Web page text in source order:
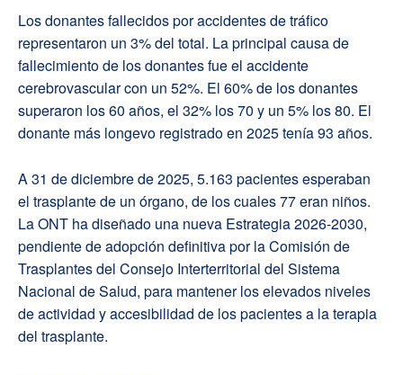
Los donantes fallecidos por accidentes de tráfico
representaron un 3% del total. La principal causa de
fallecimiento de los donantes fue el accidente
cerebrovascular con un 52%. El 60% de los donantes
superaron los 60 años, el 32% los 70 y un 5% los 80. El
donante más longevo registrado en 2025 tenía 93 años.
A 31 de diciembre de 2025, 5.163 pacientes esperaban
el trasplante de un órgano, de los cuales 77 eran niños.
La ONT ha diseñado una nueva Estrategia 2026-2030,
pendiente de adopción definitiva por la Comisión de
Trasplantes del Consejo Interterritorial del Sistema
Nacional de Salud, para mantener los elevados niveles
de actividad y accesibilidad de los pacientes a la terapia
del trasplante.